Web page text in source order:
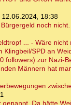
12.06.2024, 18:38
noch
... - Wäre nicht
SPD an
followers) zur Nazi-
Männern hat
genannt. Da hätte